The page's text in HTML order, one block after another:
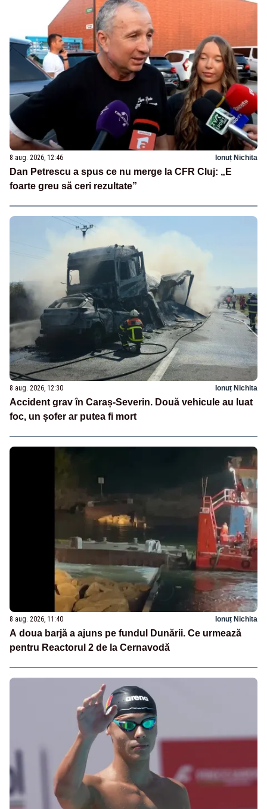
8 aug. 2026, 12:46 Ionuț Nichita
Dan Petrescu a spus ce nu merge la CFR Cluj: „E
foarte greu să ceri rezultate”
8 aug. 2026, 12:30 Ionuț Nichita
Accident grav în Caraș-Severin. Două vehicule au luat
foc, un șofer ar putea fi mort
8 aug. 2026, 11:40 Ionuț Nichita
A doua barjă a ajuns pe fundul Dunării. Ce urmează
pentru Reactorul 2 de la Cernavodă